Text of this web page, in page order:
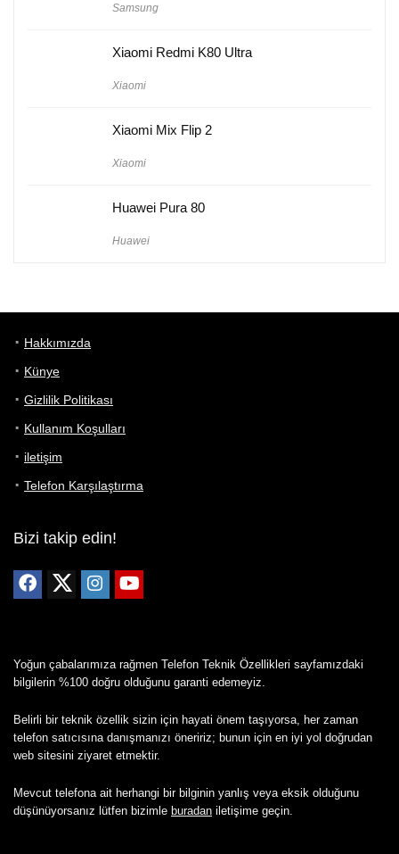
Samsung
Xiaomi Redmi K80 Ultra
Xiaomi
Xiaomi Mix Flip 2
Xiaomi
Huawei Pura 80
Huawei
Hakkımızda
Künye
Gizlilik Politikası
Kullanım Koşulları
iletişim
Telefon Karşılaştırma
Bizi takip edin!
Yoğun çabalarımıza rağmen Telefon Teknik Özellikleri sayfamızdaki
bilgilerin %100 doğru olduğunu garanti edemeyiz.
Belirli bir teknik özellik sizin için hayati önem taşıyorsa, her zaman
telefon satıcısına danışmanızı öneririz; bunun için en iyi yol doğrudan
web sitesini ziyaret etmektir.
Mevcut telefona ait herhangi bir bilginin yanlış veya eksik olduğunu
düşünüyorsanız lütfen bizimle buradan iletişime geçin.